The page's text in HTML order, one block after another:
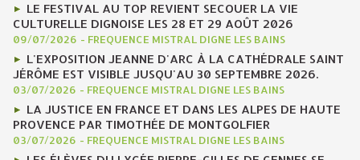
LE FESTIVAL AU TOP REVIENT SECOUER LA VIE
CULTURELLE DIGNOISE LES 28 ET 29 AOÛT 2026
09/07/2026 - FREQUENCE MISTRAL DIGNE LES BAINS
L'EXPOSITION JEANNE D'ARC À LA CATHÉDRALE SAINT
JÉRÔME EST VISIBLE JUSQU'AU 30 SEPTEMBRE 2026.
03/07/2026 - FREQUENCE MISTRAL DIGNE LES BAINS
LA JUSTICE EN FRANCE ET DANS LES ALPES DE HAUTE
PROVENCE PAR TIMOTHÉE DE MONTGOLFIER
03/07/2026 - FREQUENCE MISTRAL DIGNE LES BAINS